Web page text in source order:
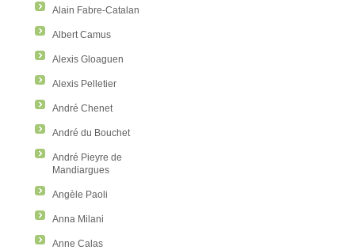
Alain Fabre-Catalan
Albert Camus
Alexis Gloaguen
Alexis Pelletier
André Chenet
André du Bouchet
André Pieyre de
Mandiargues
Angèle Paoli
Anna Milani
Anne Calas